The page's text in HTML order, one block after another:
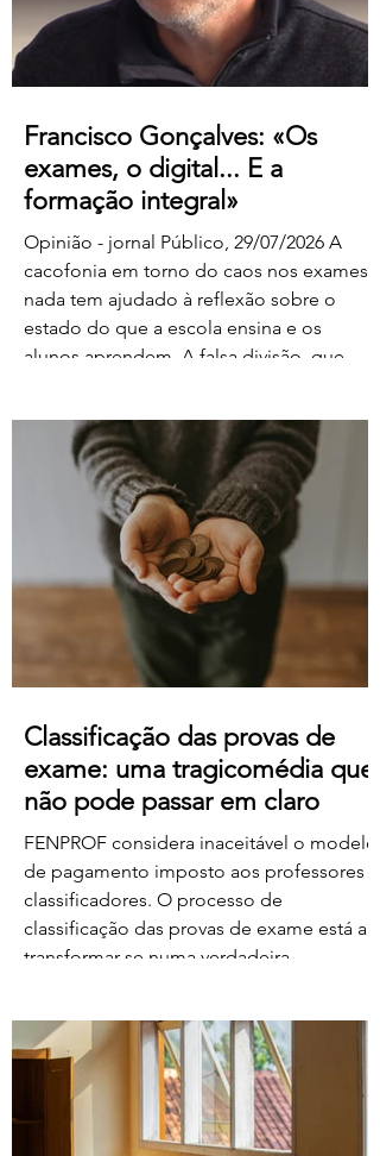
de professores
Francisco Gonçalves: «Os
exames, o digital... E a
formação integral»
Opinião - jornal Público, 29/07/2026 A
cacofonia em torno do caos nos exames
nada tem ajudado à reflexão sobre o
estado do que a escola ensina e os
alunos aprendem. A falsa divisão, que
e os da ignorância, os do rigor e os do
facilitismo, os da inovação e os
empedernidos – é mais um agente de
confusão. O olhar da FENPROF para este
processo parte, como não podia deixar
de ser, das violações dos
Classificação das provas de
exame: uma tragicomédia que
não pode passar em claro
FENPROF considera inaceitável o modelo
de pagamento imposto aos professores
classificadores. O processo de
classificação das provas de exame está a
transformar-se numa verdadeira
desorganização que marcaram este
processo, o Governo e o Ministério da
Educação, Ciência e Inovação parecem
querer acrescentar uma nova dimensão